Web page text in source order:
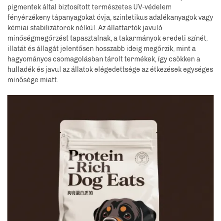
pigmentek által biztosított természetes UV-védelem
fényérzékeny tápanyagokat óvja, szintetikus adalékanyagok vagy
kémiai stabilizátorok nélkül. Az állattartók javuló
minőségmegőrzést tapasztalnak, a takarmányok eredeti színét,
illatát és állagát jelentősen hosszabb ideig megőrzik, mint a
hagyományos csomagolásban tárolt termékek, így csökken a
hulladék és javul az állatok elégedettsége az étkezések egységes
minősége miatt.